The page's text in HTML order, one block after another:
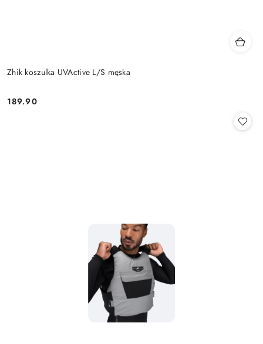
Zhik koszulka UVActive L/S męska
Cena:
189.90